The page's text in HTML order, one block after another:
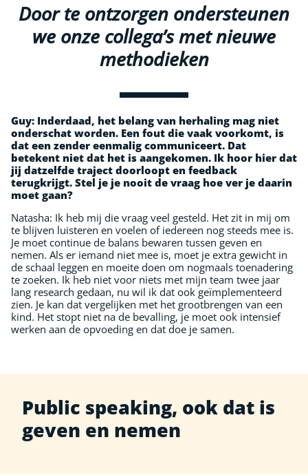
Door te ontzorgen ondersteunen
we onze collega’s met nieuwe
methodieken
Guy: Inderdaad, het belang van herhaling mag niet
onderschat worden. Een fout die vaak voorkomt, is
dat een zender eenmalig communiceert. Dat
betekent niet dat het is aangekomen. Ik hoor hier dat
jij datzelfde traject doorloopt en feedback
terugkrijgt. Stel je je nooit de vraag hoe ver je daarin
moet gaan?
Natasha: Ik heb mij die vraag veel gesteld. Het zit in mij om
te blijven luisteren en voelen of iedereen nog steeds mee is.
Je moet continue de balans bewaren tussen geven en
nemen. Als er iemand niet mee is, moet je extra gewicht in
de schaal leggen en moeite doen om nogmaals toenadering
te zoeken. Ik heb niet voor niets met mijn team twee jaar
lang research gedaan, nu wil ik dat ook geïmplementeerd
zien. Je kan dat vergelijken met het grootbrengen van een
kind. Het stopt niet na de bevalling, je moet ook intensief
werken aan de opvoeding en dat doe je samen.
Public speaking, ook dat is
geven en nemen